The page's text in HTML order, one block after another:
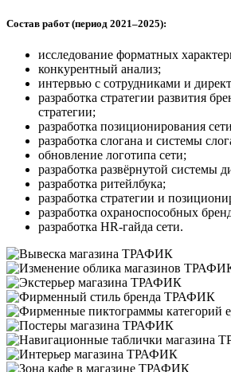
Состав работ (период 2021–2025):
исследование форматных
конкурентный анализ;
интервью с сотрудниками и
разработка стратегии развития
стратегии;
разработка позиционирования
разработка слогана и системы
обновление логотипа сети;
разработка развёрнутой системы
разработка ритейлбука;
разработка стратегии и
разработка охраноспособных
разработка HR-гайда сети.